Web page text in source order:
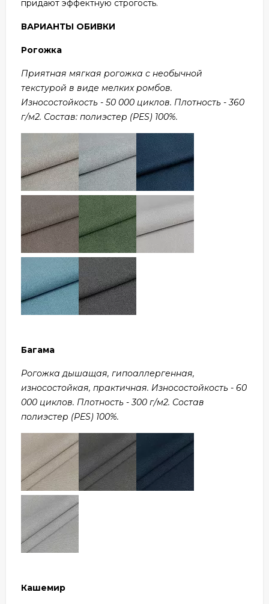
придают эффектную строгость.
ВАРИАНТЫ ОБИВКИ
Рогожка
Приятная мягкая рогожка с необычной
текстурой в виде мелких ромбов.
Износостойкость - 50 000 циклов. Плотность - 360
г/м2. Состав: полиэстер (PES) 100%.
Багама
Рогожка дышащая, гипоаллергенная,
износостойкая, практичная. Износостойкость - 60
000 циклов. Плотность - 300 г/м2. Состав
полиэстер (PES) 100%.
Кашемир